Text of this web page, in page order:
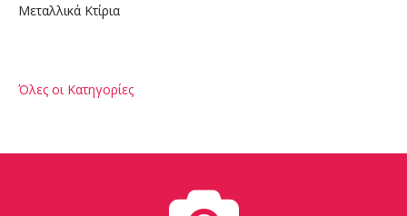
Μεταλλικά Κτίρια
Όλες οι Κατηγορίες